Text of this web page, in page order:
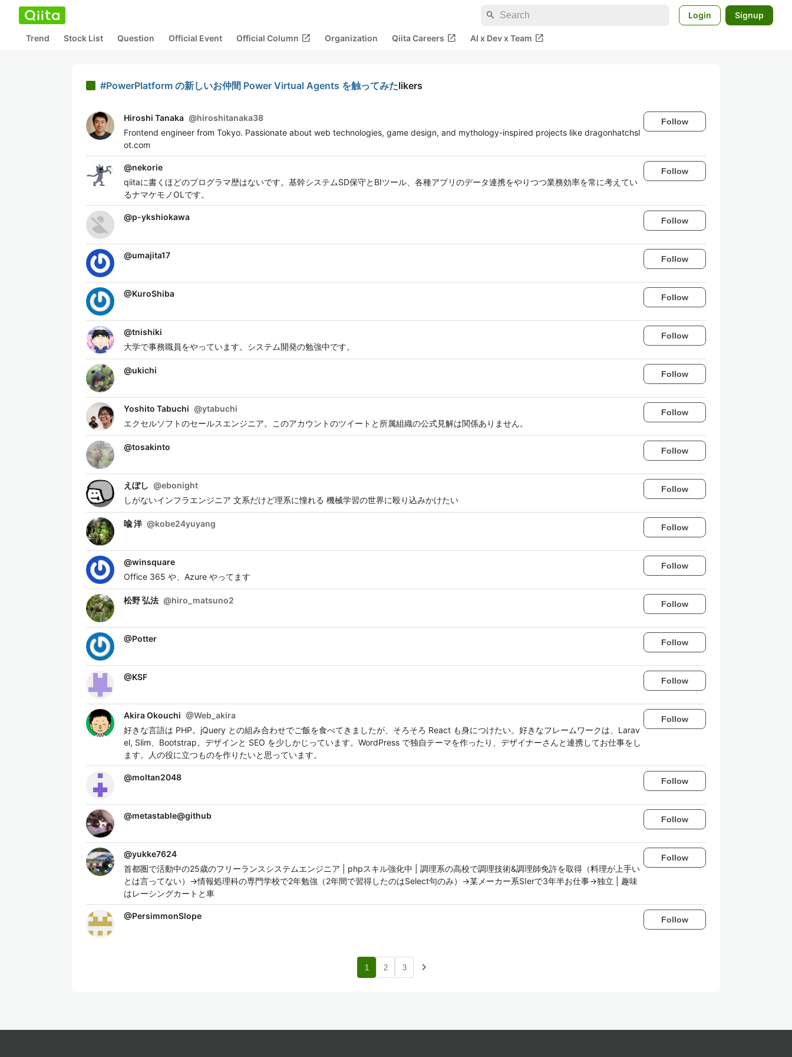
search Login Signup
Trend Stock List Question Official Event Official Column open_in_new Organization Qiita Careers open_in_new AI x Dev x Team open_in_new
#PowerPlatform の新しいお仲間 Power Virtual Agents を触ってみたlikers
Hiroshi Tanaka @hiroshitanaka38
Frontend engineer from Tokyo. Passionate about web technologies, game design, and mythology-inspired projects like dragonhatchsl
ot.com
Follow
@nekorie
qiitaに書くほどのプログラマ歴はないです。基幹システムSD保守とBIツール、各種アプリのデータ連携をやりつつ業務効率を常に考えてい
るナマケモノOLです。
Follow
@p-ykshiokawa Follow
@umajita17 Follow
@KuroShiba Follow
@tnishiki
大学で事務職員をやっています。システム開発の勉強中です。
Follow
@ukichi Follow
Yoshito Tabuchi @ytabuchi
エクセルソフトのセールスエンジニア。このアカウントのツイートと所属組織の公式見解は関係ありません。
Follow
@tosakinto Follow
えぼし @ebonight
しがないインフラエンジニア 文系だけど理系に憧れる 機械学習の世界に殴り込みかけたい
Follow
喩 洋 @kobe24yuyang Follow
@winsquare
Office 365 や、Azure やってます
Follow
松野 弘法 @hiro_matsuno2 Follow
@Potter Follow
@KSF Follow
Akira Okouchi @Web_akira
好きな言語は PHP。jQuery との組み合わせでご飯を食べてきましたが、そろそろ React も身につけたい。好きなフレームワークは、Larav
el, Slim、Bootstrap。デザインと SEO を少しかじっています。WordPress で独自テーマを作ったり、デザイナーさんと連携してお仕事をし
ます。人の役に立つものを作りたいと思っています。
Follow
@moltan2048 Follow
@metastable@github Follow
@yukke7624
首都圏で活動中の25歳のフリーランスシステムエンジニア | phpスキル強化中 | 調理系の高校で調理技術&調理師免許を取得（料理が上手い
とは言ってない）→情報処理科の専門学校で2年勉強（2年間で習得したのはSelect句のみ）→某メーカー系SIerで3年半お仕事→独立 | 趣味
はレーシングカートと車
Follow
@PersimmonSlope Follow
1 2 3 navigate_next